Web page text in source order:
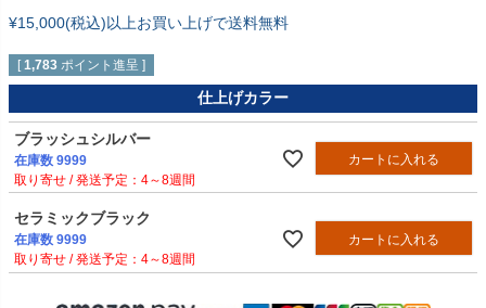
¥15,000(税込)以上お買い上げで送料無料
[ 1,783 ポイント進呈 ]
仕上げカラー
ブラッシュシルバー
在庫数 9999
4～8週間
カートに入れる
セラミックブラック
在庫数 9999
4～8週間
カートに入れる